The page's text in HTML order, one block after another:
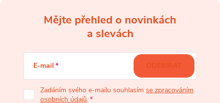
Mějte přehled o novinkách
a slevách
E-mail
Zadáním svého e-mailu souhlasím se zpracováním
osobních údajů.
ODEBÍRAT